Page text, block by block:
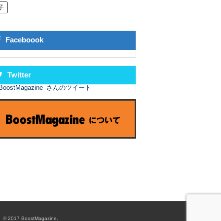
Faceboook
Twitter
さんのツイート
© 2017 BoostMagazine.